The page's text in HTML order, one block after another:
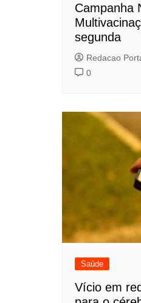
Campanha
segunda
Redacao
0
Saúde
Vício em